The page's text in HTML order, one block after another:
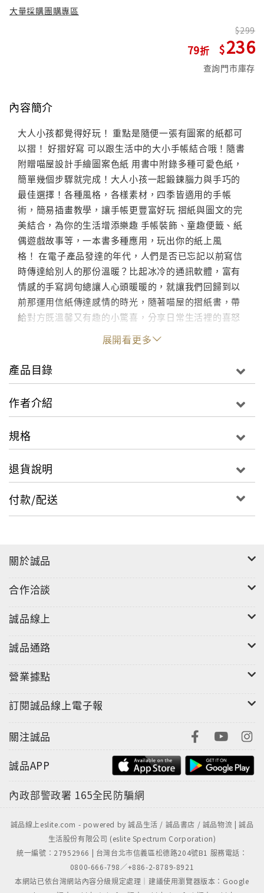
大量採購團購專區
79
299
236
查詢門市庫存
內容簡介
大人小孩都覺得好玩！ 重點是隨便一張有圖案的紙都可
以摺！ 好摺好寫 可以跟生活中的大小手帳結合哦！隨書
附贈喵屋設計手繪圖案色紙 用書中附錄多種可愛色紙，
簡單幾個步驟就完成！大人小孩一起鍛鍊腦力與手巧的
最佳選擇！各種風格，各樣素材，四季皆適用的手帳
術，簡易插畫教學，讓手帳更豐富好玩 摺紙與圖文的完
美結合，為你的生活增添樂趣 手帳裝飾、童趣便籤、紙
偶遊戲故事等，一本書多種應用，玩出你的紙上風
格！ 在電子產品發達的年代，人們是否已忘記以前寫信
時傳達給別人的那份溫暖？比起冰冷的通訊軟體，富有
情感的手寫詞句總讓人心頭暖暖的，就讓我們回歸到以
前那運用信紙傳達感情的時光，隨著喵屋的摺紙書，帶
給對方既溫馨又有趣的小驚喜，分享日常生活裡的喜怒
哀樂! 許多人從小就喜歡玩摺紙，不管是在課堂上摺紙飛
機，或者把偷偷寫好情書摺成可愛的樣子送給心上人，
大家多少多有過摺紙的經驗。隨著科技漸漸發達，不經
意想起從前摺紙的時光，總令人感到懷念。喵屋於是把
二只有本書才有的摺紙方式，並教大家如何結合現在時
也可以運用在自己的筆記本或手帳上。 本書教大家如何
天；也藉由可愛小圖案的點綴，把摺紙帶到另一個層
次，增添生活風采。 在忙碌的生活中，這本書讓我們緩
下腳步，透過畫畫與摺紙，和朋友及家人一起創造生活
裡的小樂趣，在一筆一畫之間，細細品味生活裡的細節
展開看更多
產品目錄
作者介紹
規格
退貨說明
付款/配送
關於誠品
合作洽談
誠品線上
誠品通路
營業據點
訂閱誠品線上電子報
關注誠品
誠品APP
內政部警政署 165全民防騙網
誠品線上eslite.com - powered by 誠品生活 / 誠品書店 / 誠品物流 | 誠品
生活股份有限公司 (eslite Spectrum Corporation)
統一編號：27952966 | 台灣台北市信義區松德路204號B1 服務電話：
0800-666-798／+886-2-8789-8921
本網站已依台灣網站內容分級規定處理｜建議使用瀏覽器版本：Google